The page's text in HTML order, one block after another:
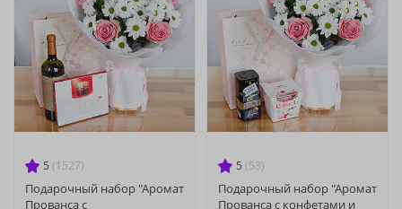
5 (1527)
Подарочный набор "Аромат
Прованса с
5 (53)
Подарочный набор "Аромат
Прованса с конфетами и